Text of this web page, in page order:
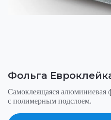
Фольга
Самоклеящаяся алюминиевая
с полимерным подслоем.